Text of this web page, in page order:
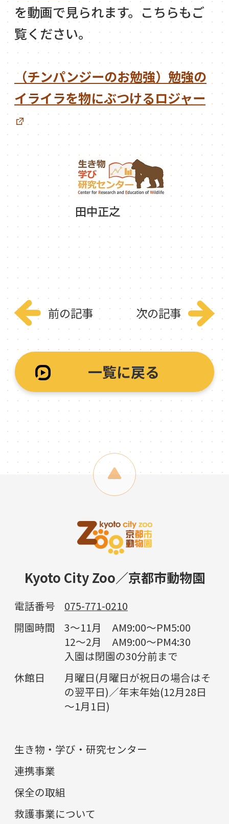
を動画で見られます。こちらもご
覧ください。
（チンパンジーのお勉強）勉強の
イライラを物にぶつけるロジャー
田中正之
前の記事
一覧に戻る
次の記事
Kyoto City Zoo／京都市動物園
電話番号
075-771-0210
開園時間
3～11月 AM9:00～PM5:00
12～2月 AM9:00～PM4:30
入園は閉園の30分前まで
休館日
月曜日(月曜日が祝日の場合はそ
の翌平日)／年末年始(12月28日
～1月1日)
生き物・学び・研究センター
連携事業
保全の取組
救護事業について